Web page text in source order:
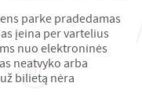
parke pradedamas
įeina per vartelius
nuo elektroninės
neatvyko arba
bilietą nėra